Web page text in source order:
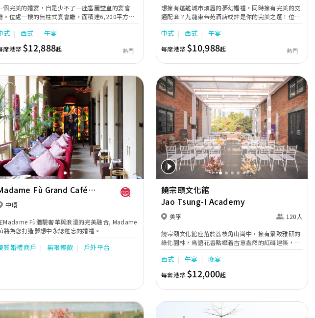
個完美的婚宴，自是少不了一座富麗堂皇的宴會
。位處一樓的無柱式宴會廳，面積達6,200平方
，樓高22呎，盡顯無比氣派。宴會廳備有特別燈光
果、天花式投影機及內置式投影螢幕，設計可容納
600人之雞尾酒會，或舉行500位賓客的晚宴，亦可
性劃分為兩個宴會空間，迎合不同需要。從酒店大
直 達的接待廳，面積為2,099平方呎，是一個舉行
式 西式 午宴
席港幣 $12,888起 熱門
想擁有遠離城市煩囂的夢幻婚禮，同時擁有完美的交
通配套？九龍東帝苑酒店或許是你的完美之選！位於
港鐵將軍澳站，擁有獨特的圓形露天證婚花園「姻
園」。致力為追求完美的新人全方位，締造一場夢寐
以求、畢生難忘的婚禮，為摰愛親朋帶來全新的甜蜜
驚喜。 愛在「姻園」 「姻園」自成一角，宛如都市
中的綠洲，清新氣息瀰漫。讓新人以青山綠草作見
婚典禮。 寶鑽廳8 典雅精緻的「寶鑽廳」位於酒店二
樓，每處點綴精巧別緻的花卉設計，高貴裝潢盡顯豪
華氣派，加上高採光落地玻璃引入充足自然光線，再
配合廣闊的露天平台，營造出溫馨且愜意舒適的氛
圍，可舉行5至13席，是舉辦中小型婚禮的最佳場
地，讓新人締造浪漫難忘的回憶。
中式 西式 午宴
每席港幣 $10,988起 熱門
Previous
Fù Grand Café
中環
Madame Fù體驗奢華與浪漫的完美融合, Madame
將為您打造夢想中永誌難忘的婚禮。
質婚禮商戶 無限暢飲 戶外平台
Previous Next
饒宗頤文化館
Jao Tsung-I Academy
美孚 120人
饒宗頤文化館座落於荔枝角山崗中，擁有景致雅研的
綠化園林，鳥語花香點綴着古意盎然的紅磚建築，百
年歷史建築見証每對「新人」的夢想婚禮！文化館內
提供多個室內外的婚禮場地及佈置服務，並配備基本
音響、影視設備及傢俱。富有傳統古典設計的「文化
旅館‧翠雅山房」也可作婚嫁出門之用，盡享賓至如
歸的婚禮一條龍服務。
西式 午宴 晚宴
每套港幣 $12,000起